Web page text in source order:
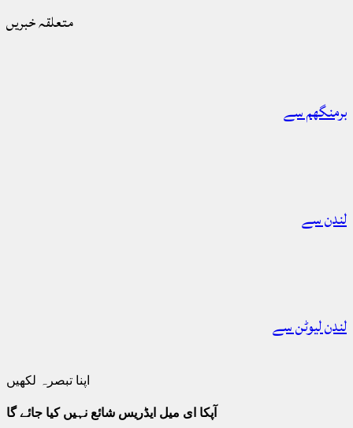
متعلقہ خبریں
برمنگھم سے
لندن سے
لندن لیوٹن سے
اپنا تبصرہ لکھیں
آپکا ای میل ایڈریس شائع نہیں کیا جائے گا